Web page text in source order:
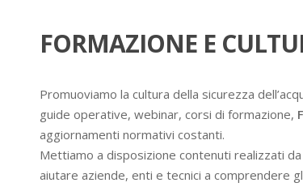
FORMAZIONE E
Promuoviamo la cultura della sicurezza
guide operative, webinar, corsi di formazione,
aggiornamenti normativi costanti.
Mettiamo a disposizione contenuti realizzati
aiutare aziende, enti e tecnici a comprendere